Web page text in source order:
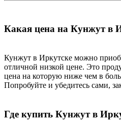
Какая цена на Кунжут в
Кунжут в Иркутске можно
отличной низкой цене. Это
цена на которую ниже чем в
Попробуйте и убедитесь сами,
Где купить Кунжут в